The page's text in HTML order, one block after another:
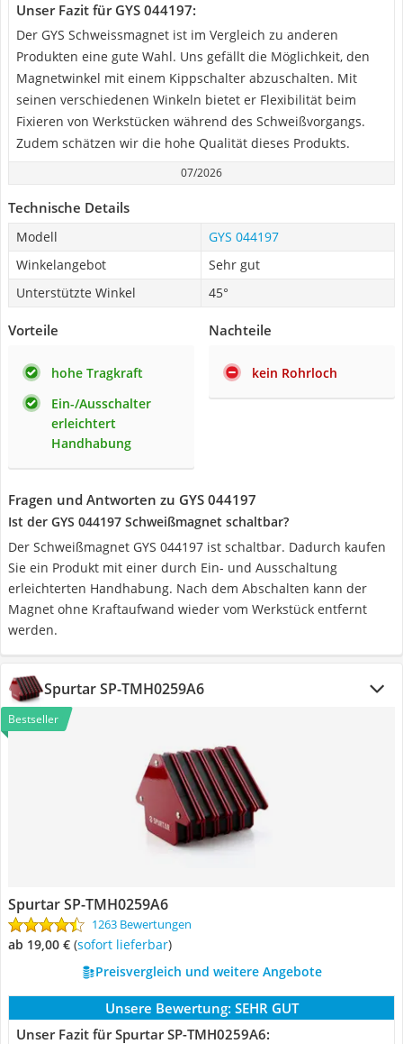
Unser Fazit für GYS 044197:
Der GYS Schweissmagnet ist im Vergleich zu anderen
Produkten eine gute Wahl. Uns gefällt die Möglichkeit, den
Magnetwinkel mit einem Kippschalter abzuschalten. Mit
seinen verschiedenen Winkeln bietet er Flexibilität beim
Fixieren von Werkstücken während des Schweißvorgangs.
Zudem schätzen wir die hohe Qualität dieses Produkts.
07/2026
Technische Details
Modell
GYS 044197
Winkelangebot
Sehr gut
Unterstützte Winkel
45°
Vorteile
hohe Tragkraft
Ein-/Ausschalter
erleichtert
Handhabung
Nachteile
kein Rohrloch
Fragen und Antworten zu GYS 044197
Ist der GYS 044197 Schweißmagnet schaltbar?
Der Schweißmagnet GYS 044197 ist schaltbar. Dadurch kaufen
Sie ein Produkt mit einer durch Ein- und Ausschaltung
erleichterten Handhabung. Nach dem Abschalten kann der
Magnet ohne Kraftaufwand wieder vom Werkstück entfernt
werden.
Spurtar SP-TMH0259A6
Bestseller
Spurtar SP-TMH0259A6
1263 Bewertungen
ab 19,00 € ( Sofort lieferbar)
Preisvergleich und weitere Angebote
Unsere Bewertung: SEHR GUT
Unser Fazit für Spurtar SP-TMH0259A6: